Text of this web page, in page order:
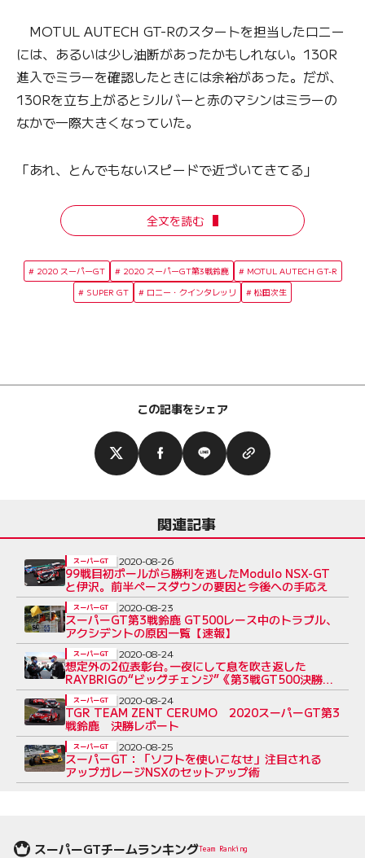
MOTUL AUTECH GT-Rのスタートを担当したロニー
には、あるいは少し油断があったかもしれない。130R
進入でミラーを確認したときには余裕があった。だが、
130Rを立ち上がるとシルバーと赤のマシンはミラーの
なかで一際大きくなっていた。
「あれ、とんでもないスピードで近づいてきてる」
全文を読む
2020 スーパーGT 2020 スーパーGT第3戦鈴鹿
MOTUL AUTECH GT-R
SUPER GT
ロニー・クインタレッリ 松田次生
この記事をシェア
関連記事
99戦目初ポールがら勝利を逃したModulo NSX-GT
と伊沢。前半ペースダウンの要因と今後への手応え
スーパーGT 2020-08-26
スーパーGT第3戦鈴鹿 GT500レース中のトラブル、
アクシデントの原因一覧【速報】
スーパーGT 2020-08-23
想定外の2位表彰台｡一夜にして息を吹き返した
RAYBRIGの“ビッグチェンジ”《第3戦GT500決勝あ
と読み》
スーパーGT 2020-08-24
TGR TEAM ZENT CERUMO 2020スーパーGT第3
戦鈴鹿 決勝レポート
スーパーGT 2020-08-24
スーパーGT：「ソフトを使いこなせ」注目される
アップガレージNSXのセットアップ術
スーパーGT 2020-08-25
スーパーGTチームランキングTeam Ranking